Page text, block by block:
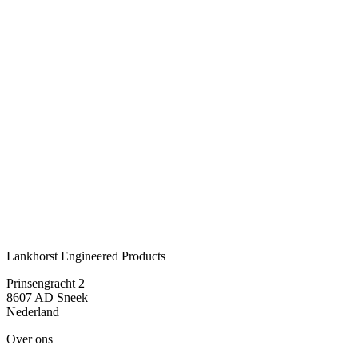
Lankhorst Engineered Products
Prinsengracht 2
8607 AD Sneek
Nederland
Over ons